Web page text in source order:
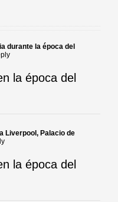
durante la época del
la época del
Liverpool, Palacio de
la época del